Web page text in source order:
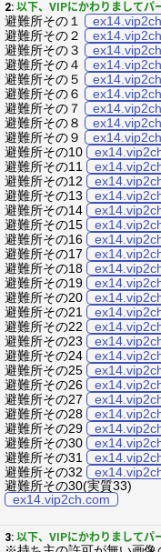
2: 以下、VIPにかわりましてパ
避難所その１
避難所その２
避難所その３
避難所その４
避難所その５
避難所その６
避難所その７
避難所その８
避難所その９
避難所その10
避難所その11
避難所その12
避難所その13
避難所その14
避難所その15
避難所その16
避難所その17
避難所その18
避難所その19
避難所その20
避難所その21
避難所その22
避難所その23
避難所その24
避難所その25
避難所その26
避難所その27
避難所その28
避難所その29
避難所その30
避難所その31
避難所その32
避難所その30(実質33)
ex14.vip2ch.com
3: 以下、VIPにかわりましてパ